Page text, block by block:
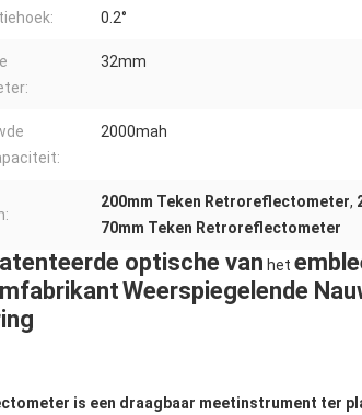
0.2°
32mm
2000mah
200mm Teken Retroreflectometer,
70mm Teken Retroreflectometer
optische van het
fabrikantWeerspiegelende
is een draagbaar meetinstrument ter